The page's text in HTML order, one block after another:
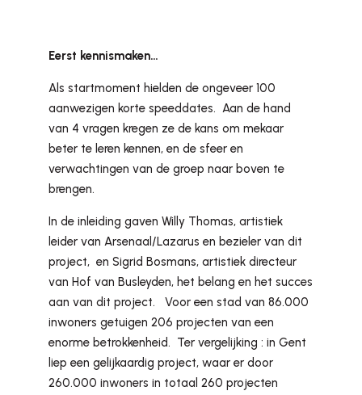
Eerst kennismaken…
Als startmoment hielden de ongeveer 100
aanwezigen korte speeddates. Aan de hand
van 4 vragen kregen ze de kans om mekaar
beter te leren kennen, en de sfeer en
verwachtingen van de groep naar boven te
brengen.
In de inleiding gaven Willy Thomas, artistiek
leider van Arsenaal/Lazarus en bezieler van dit
project, en Sigrid Bosmans, artistiek directeur
van Hof van Busleyden, het belang en het succes
aan van dit project. Voor een stad van 86.000
inwoners getuigen 206 projecten van een
enorme betrokkenheid. Ter vergelijking : in Gent
liep een gelijkaardig project, waar er door
260.000 inwoners in totaal 260 projecten